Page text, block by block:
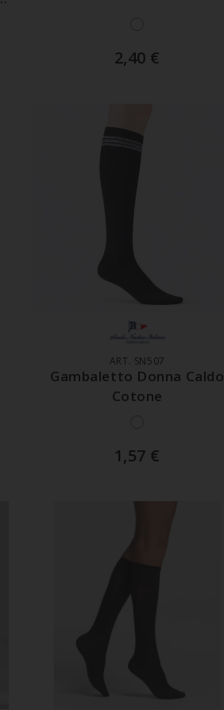
2,40 €
AGGIUNGI AL CARRELLO
ART. SN507
Gambaletto Donna Caldo
Cotone
1,57 €